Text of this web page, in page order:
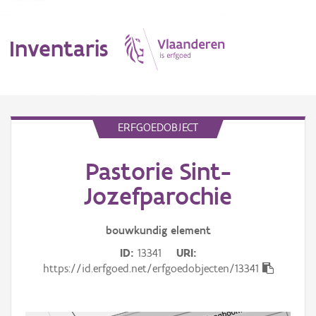
Inventaris
Aanduidingsobject
ERFGOEDOBJECT
Pastorie Sint-
Jozefparochie
bouwkundig element
ID 13341
URI
https://id.erfgoed.net/erfgoedobjecten/13341